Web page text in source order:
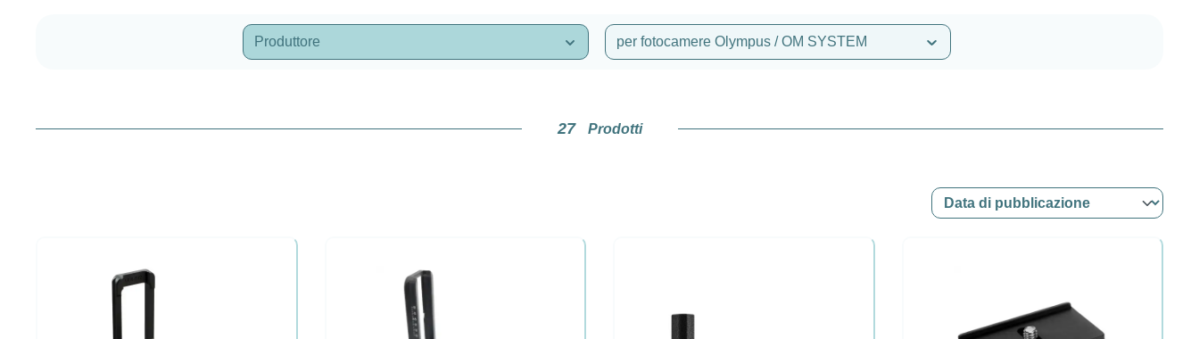
Produttore per fotocamere Olympus / OM SYSTEM
27 Prodotti